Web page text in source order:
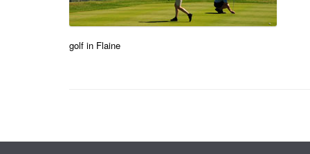
golf in Flaine